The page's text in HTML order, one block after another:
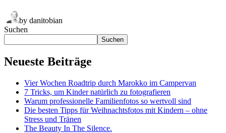
by danitobian
Suchen
Suchen
Neueste Beiträge
Vier Wochen Roadtrip durch Marokko im Campervan
7 Tricks, um Kinder natürlich zu fotografieren
Warum professionelle Familienfotos so wertvoll sind
Die besten Tipps für Weihnachtsfotos mit Kindern – ohne
Stress und Tränen
The Beauty In The Silence.